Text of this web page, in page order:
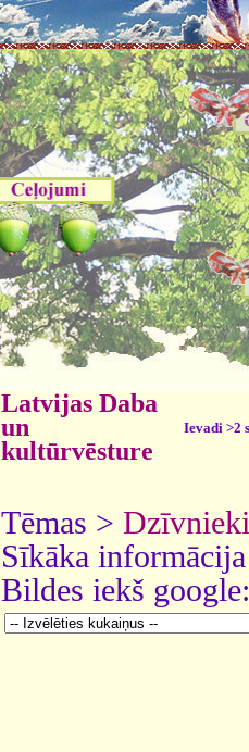
Latvijas Daba
un
kultūrvēsture
Ievadi >2
Tēmas > Dzīvnieki
Sīkāka
Bildes iekš